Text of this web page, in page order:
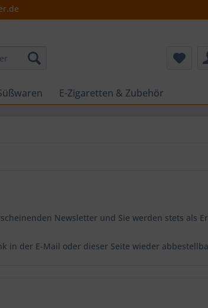
E-Zigaretten & Zubehör
Newsletter und Sie werden stets als
in der E-Mail oder dieser Seite wieder